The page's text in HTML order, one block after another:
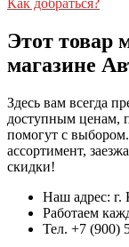
Как добраться?
Этот товар
магазине
Здесь вам всегда
доступным ценам,
помогут с
ассортимент,
скидки!
Наш адрес: г.
Работаем
Тел. +7 (900)